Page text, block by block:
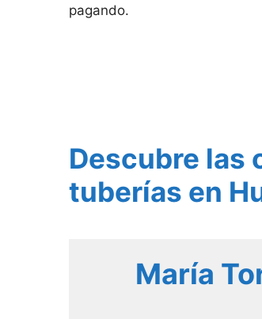
pagando.
Descubre las
tuberías en
María